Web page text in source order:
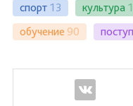
спорт 13 культура
обучение 90